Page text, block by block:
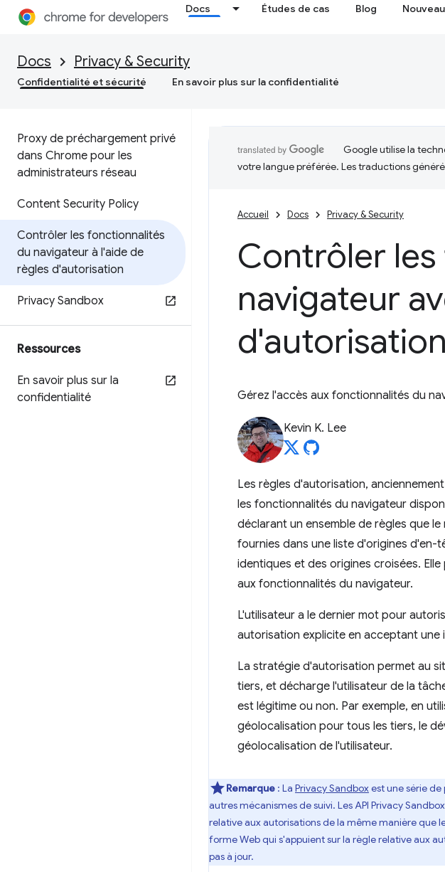
Docs Études de cas Blog
Docs Privacy & Security
Confidentialité et sécurité En savoir plus sur la confidentialité
Proxy de préchargement privé
dans Chrome pour les
administrateurs réseau
Content Security Policy
Contrôler les fonctionnalités
du navigateur à l'aide de
règles d'autorisation
Privacy Sandbox
Ressources
En savoir plus sur la
confidentialité
Google utilise la
votre langue préférée. Les traductions
Accueil Docs Privacy & Security
Contrôler
navigateur
d'autorisation
Gérez l'accès aux fonctionnalités du
Kevin K. Lee
Les règles d'autorisation,
les fonctionnalités du navigateur
déclarant un ensemble de règles que
fournies dans une liste d'origines d'en-
identiques et des origines croisées.
aux fonctionnalités du navigateur.
L'utilisateur a le dernier mot pour
autorisation explicite en acceptant une
La stratégie d'autorisation permet au
tiers, et décharge l'utilisateur de la
est légitime ou non. Par exemple, en
géolocalisation pour tous les tiers, le
géolocalisation de l'utilisateur.
Remarque : La Privacy Sandboxest une série de
autres mécanismes de suivi. Les API Privacy
relative aux autorisations de la même manière que
forme Web qui s'appuient sur la règle relative aux
pas à jour.